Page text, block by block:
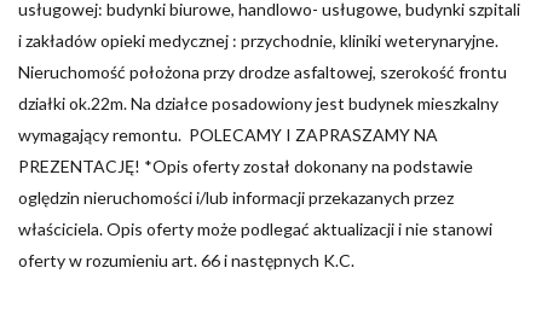
usługowej: budynki biurowe, handlowo- usługowe, budynki szpitali
i zakładów opieki medycznej : przychodnie, kliniki weterynaryjne.
Nieruchomość położona przy drodze asfaltowej, szerokość frontu
działki ok.22m. Na działce posadowiony jest budynek mieszkalny
wymagający remontu. POLECAMY I ZAPRASZAMY NA
PREZENTACJĘ! *Opis oferty został dokonany na podstawie
oględzin nieruchomości i/lub informacji przekazanych przez
właściciela. Opis oferty może podlegać aktualizacji i nie stanowi
oferty w rozumieniu art. 66 i następnych K.C.